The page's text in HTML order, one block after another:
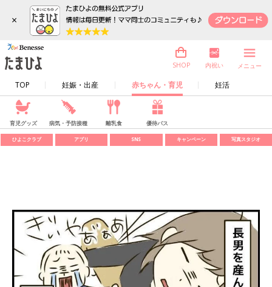
×
TOP 妊娠・出産 赤ちゃん・育児 妊活
SHOP 内祝い メニュー
育児グッズ 病気・予防接種 離乳食 優待パス
ひよこクラブ アプリ SNS キャンペーン 写真スタジオ